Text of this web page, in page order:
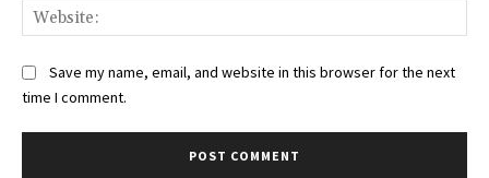
Save my name, email, and website in this browser for the next
time I comment.